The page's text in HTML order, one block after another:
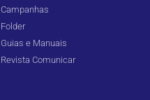
Campanhas
Folder
Guias e Manuais
Revista Comunicar